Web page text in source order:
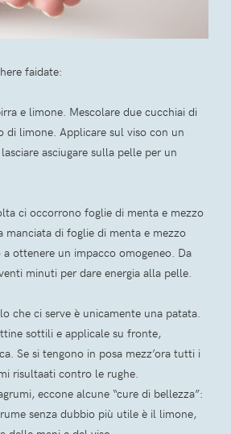
faidate:
e limone. Mescolare due cucchiai di
di limone. Applicare sul viso con un
asciugare sulla pelle per un
ci occorrono foglie di menta e mezzo
manciata di foglie di menta e mezzo
ottenere un impacco omogeneo. Da
minuti per dare energia alla pelle.
che ci serve è unicamente una patata.
sottili e applicale su fronte,
Se si tengono in posa mezz’ora tutti i
risultaati contro le rughe.
eccone alcune “cure di bellezza”:
senza dubbio più utile è il limone,